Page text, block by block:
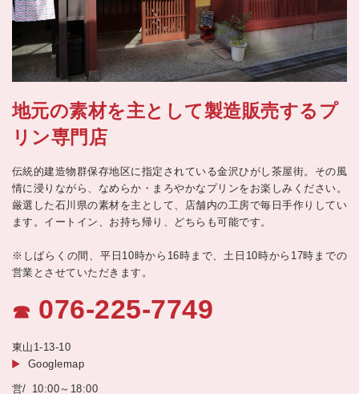
地元の素材を主として製造販売するプ
リン専門店
伝統的建造物群保存地区に指定されている金沢ひがし茶屋街。その風
情に浸りながら、なめらか・まろやかなプリンをお楽しみください。
厳選した石川県の素材を主として、店舗内の工房で毎日手作りしてい
ます。イートイン、お持ち帰り、どちらも可能です。
※しばらくの間、平日10時から16時まで、土日10時から17時までの
営業とさせていただきます。
☎ 076-225-7749
東山1-13-10
Googlemap
10:00～18:00